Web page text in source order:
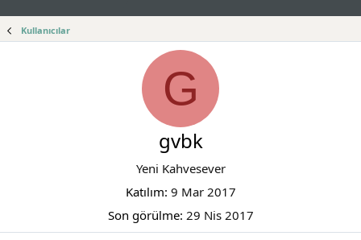
Kullanıcılar
G
gvbk
Yeni Kahvesever
Katılım 9 Mar 2017
Son görülme 29 Nis 2017